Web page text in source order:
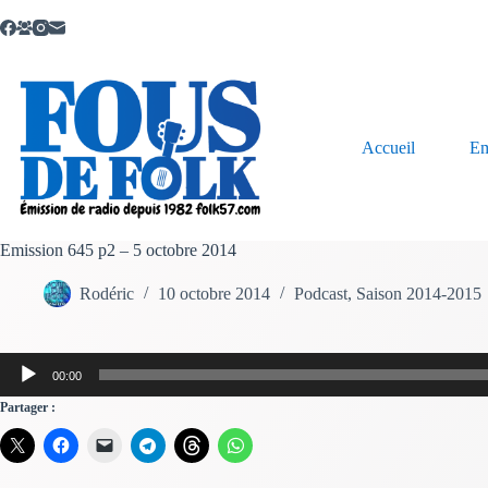
au
Accueil
Emission 645 p2 – 5 octobre 2014
Rodéric 10 octobre 2014 Podcast, Saison 2014-2015
Lecteur
audio
00:00
Partager :